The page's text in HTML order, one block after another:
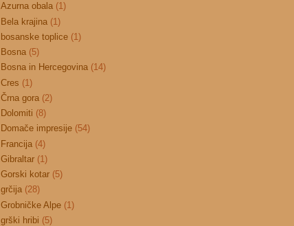
Azurna obala (1)
Bela krajina (1)
bosanske toplice (1)
Bosna (5)
Bosna in Hercegovina (14)
Cres (1)
Črna gora (2)
Dolomiti (8)
Domače impresije (54)
Francija (4)
Gibraltar (1)
Gorski kotar (5)
grčija (28)
Grobničke Alpe (1)
grški hribi (5)